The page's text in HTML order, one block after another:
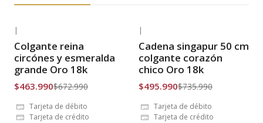
Envío Gratis
|
Colgante reina
circónes y esmeralda
grande Oro 18k
$463.990$672.990
Tarjeta de débito
Tarjeta de crédito
Envío Gratis
|
Cadena singapur 50 cm
colgante corazón
chico Oro 18k
$495.990$735.990
Tarjeta de débito
Tarjeta de crédito